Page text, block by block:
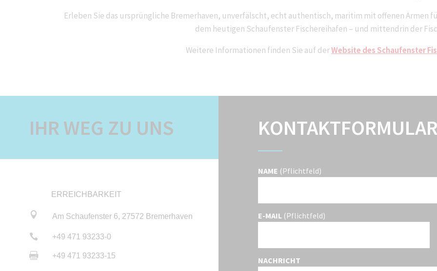
Erleben Sie das ursprüngliche Bremerhaven, unverfälscht, echt authentisch, maritim mit offenen Armen
dem heutigen Schaufenster Fischereihafen – und mittendrin der
Weitere Informationen finden Sie auf derWebsite des Schaufenster
IHR WEG ZU UNS
ERREICHBARKEIT
 Am Schaufenster 6, 27572 Bremerhaven
 +49 471 93233-0
 +49 471 93233-15
KONTAKTFORMULAR
NAME (Pflichtfeld)
E-MAIL(Pflichtfeld)
NACHRICHT